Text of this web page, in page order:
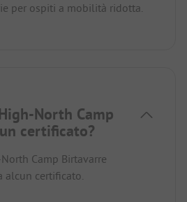
per ospiti a mobilità ridotta.
North Camp
certificato?
Camp Birtavarre
alcun certificato.